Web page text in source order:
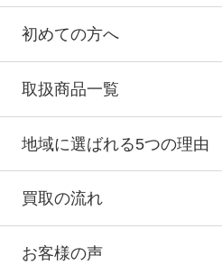
初めての方へ
取扱商品一覧
地域に選ばれる5つの理由
買取の流れ
お客様の声